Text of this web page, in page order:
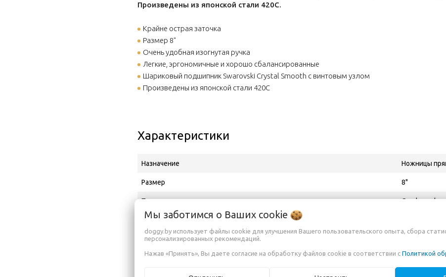
Произведены из японской стали 420С.
Крайне острая заточка
Размер 8"
Очень удобная изогнутая ручка
Легкие, эргономичные и хорошо сбалансированные
Шариковый подшипник Swarovski Crystal Smooth с винтовым узлом
Произведены из японской стали 420С
Характеристики
Назначение Ножницы
Размер 8"
Производитель Greyhound
Адрес производителя Suite 110,
Официальный дистрибьютор в РБ, импортёр
Мы заботимся о Ваших cookie
doggy.by использует файлы cookie для улучшения Вашего пользовательского опыта, сбора
персонализированных рекомендаций.
Нажав «Принять», Вы даете согласие на обработку файлов cookie в соответствии с Политикой